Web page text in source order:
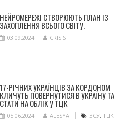
НЕЙРОМЕРЕЖІ СТВОРЮЮТЬ ПЛАН ІЗ
ЗАХОПЛЕННЯ ВСЬОГО СВІТУ.
03.09.2024 CRISIS
17-РІЧНИХ УКРАЇНЦІВ ЗА КОРДОНОМ
КЛИЧУТЬ ПОВЕРНУТИСЯ В УКРАЇНУ ТА
СТАТИ НА ОБЛІК У ТЦК
05.06.2024 ALESYA ЗСУ, ТЦК